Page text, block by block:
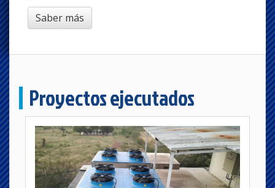
Saber más
Proyectos ejecutados